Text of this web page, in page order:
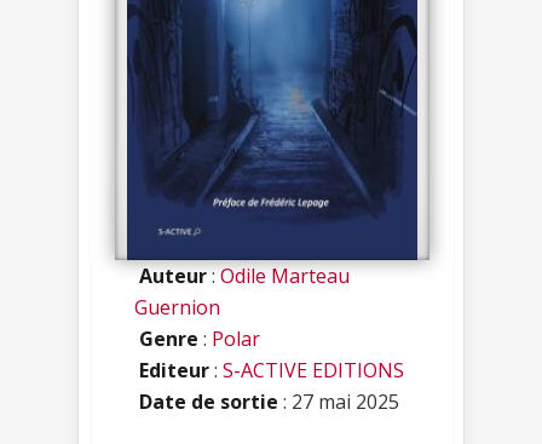
Auteur:Odile Marteau
Guernion
Genre : Polar
Editeur: S-ACTIVE EDITIONS
Date de sortie : 27 mai 2025